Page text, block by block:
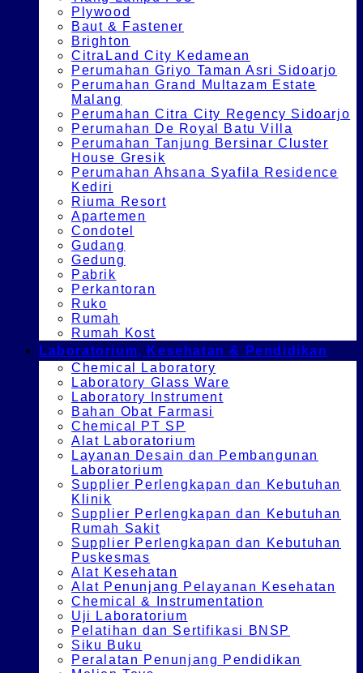
Plywood
Baut & Fastener
Brighton
CitraLand City Kedamean
Perumahan Griyo Taman Asri Sidoarjo
Perumahan Grand Multazam Estate
Malang
Perumahan Citra City Regency Sidoarjo
Perumahan De Royal Batu Villa
Perumahan Tanjung Bersinar Cluster
House Gresik
Perumahan Ahsana Syafila Residence
Kediri
Riuma Resort
Apartemen
Condotel
Gudang
Gedung
Pabrik
Perkantoran
Ruko
Rumah
Rumah Kost
Laboratorium, Kesehatan & Pendidikan
Chemical Laboratory
Laboratory Glass Ware
Laboratory Instrument
Bahan Obat Farmasi
Chemical PT SP
Alat Laboratorium
Layanan Desain dan Pembangunan
Laboratorium
Supplier Perlengkapan dan Kebutuhan
Klinik
Supplier Perlengkapan dan Kebutuhan
Rumah Sakit
Supplier Perlengkapan dan Kebutuhan
Puskesmas
Alat Kesehatan
Alat Penunjang Pelayanan Kesehatan
Chemical & Instrumentation
Uji Laboratorium
Pelatihan dan Sertifikasi BNSP
Siku Buku
Peralatan Penunjang Pendidikan